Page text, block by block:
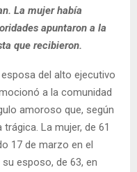
La mujer había
apuntaron a la
que recibieron.
esposa del alto ejecutivo
a la comunidad
amoroso que, según
La mujer, de 61
17 de marzo en el
esposo, de 63, en